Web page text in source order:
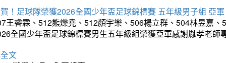
！足球隊榮獲2026全國少年盃足球錦標賽 五年級男子組 亞軍
王睿霖、512熊爍堯、512顏宇樂、506楊立群、504林昱嘉
全國少年盃足球錦標賽男生五年級組榮獲亞軍感謝胤孝老師
文